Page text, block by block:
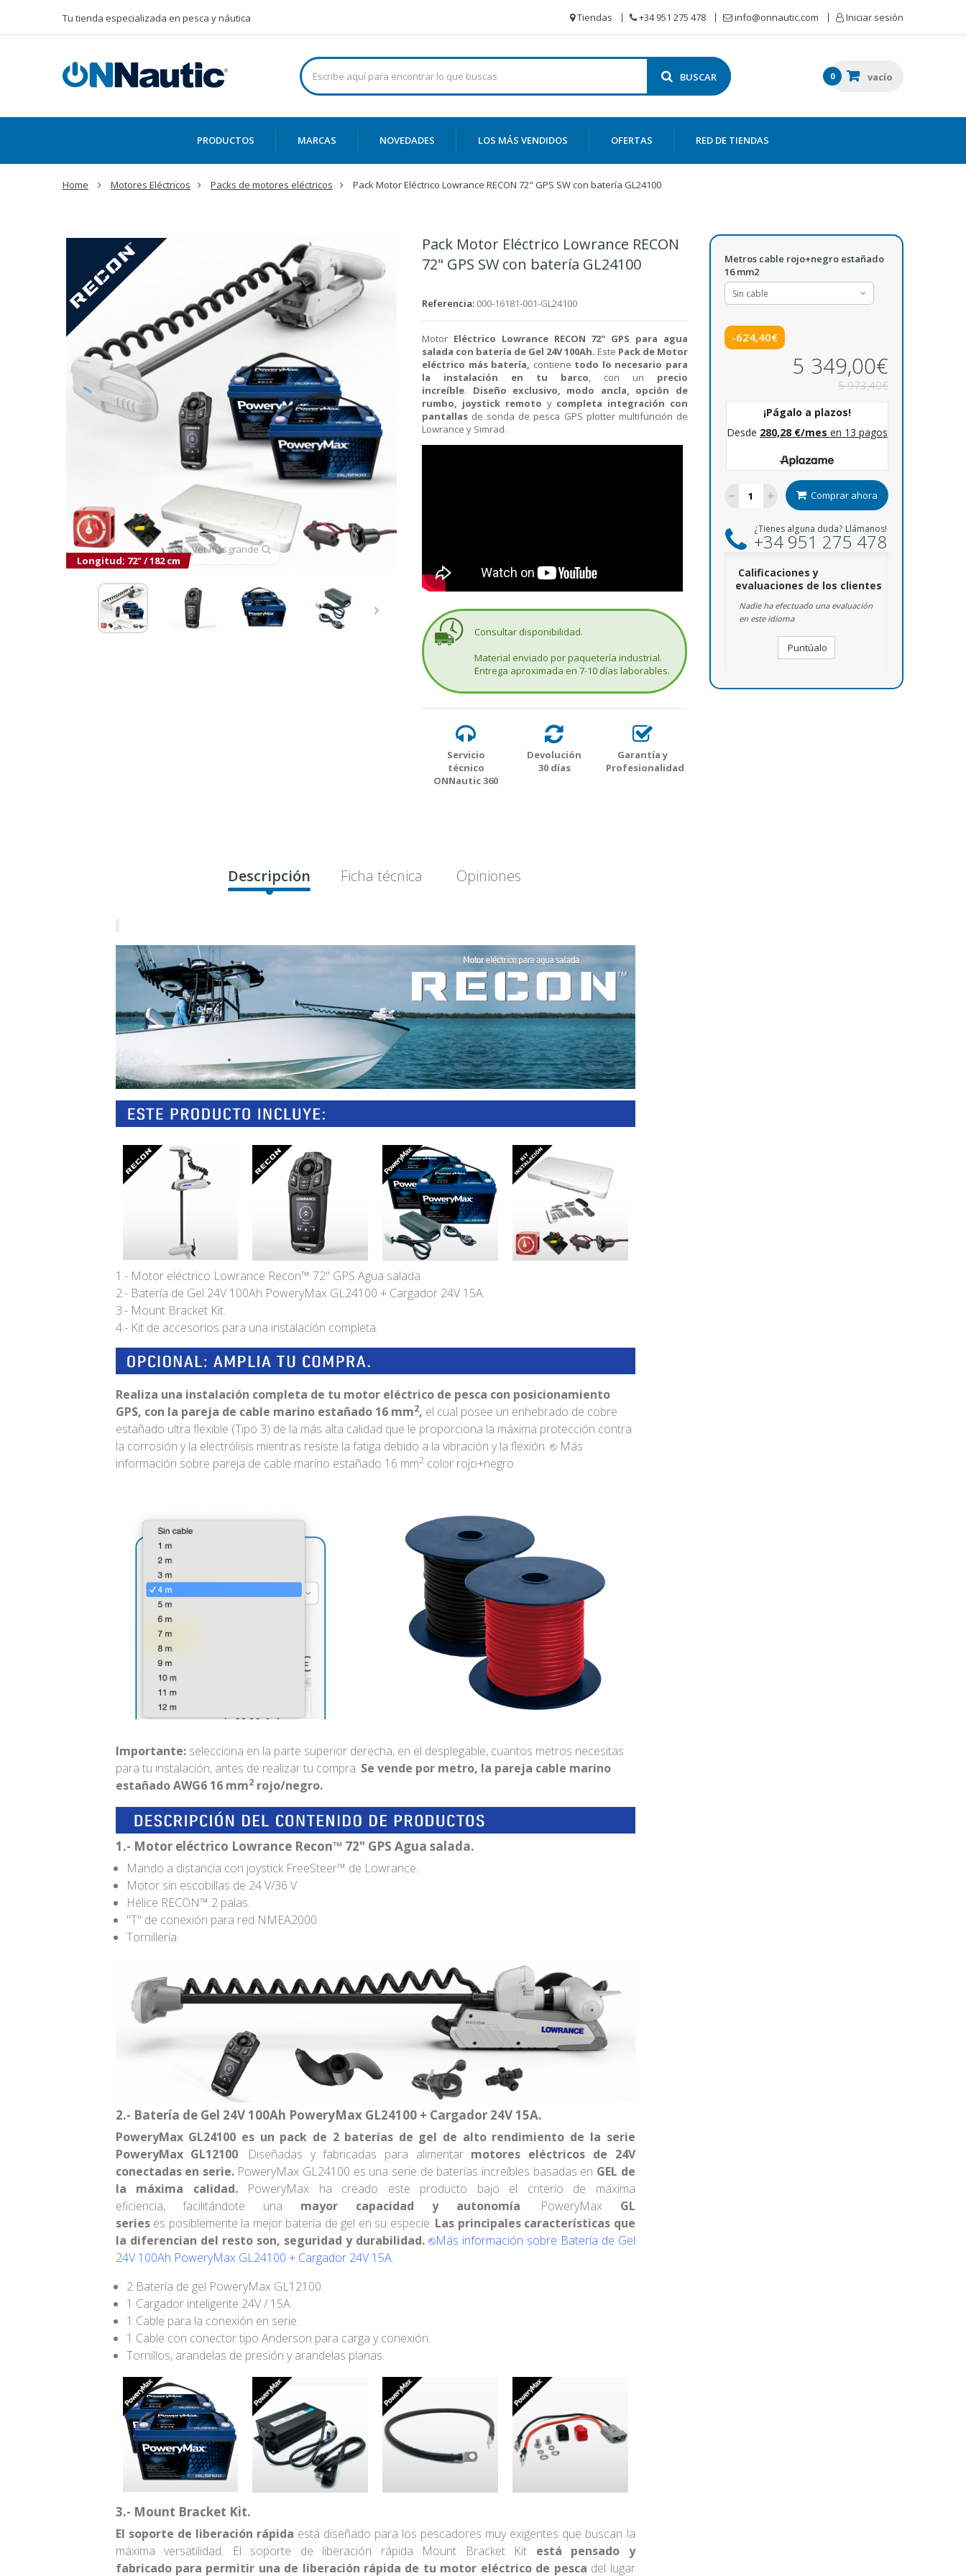
Tu tienda especializada en pesca y náutica Tiendas +34 951 275 478 info@onnautic.com Iniciar sesión
BUSCAR 0 vacío
PRODUCTOS MARCAS NOVEDADES LOS MÁS VENDIDOS OFERTAS RED DE TIENDAS
Home Motores Eléctricos Packs de motores eléctricos Pack Motor Eléctrico Lowrance RECON 72" GPS SW con batería GL24100
Ver más grande
Longitud; 72" / 182 cm
Pack Motor Eléctrico Lowrance RECON
72" GPS SW con batería GL24100
Referencia: 000-16181-001-GL24100
Motor Eléctrico Lowrance RECON 72" GPS para agua
salada con batería de Gel 24V 100Ah. Este Pack de Motor
eléctrico más batería, contiene todo lo necesario para
la instalación en tu barco, con un precio
increíble. Diseño exclusivo, modo ancla, opción de
rumbo, joystick remoto y completa integración con
pantallas de sonda de pesca GPS plotter multifunción de
Lowrance y Simrad.
Consultar disponibilidad.
Material enviado por paquetería industrial.
Entrega aproximada en 7-10 días laborables.
Servicio
técnico
ONNautic 360
Devolución
30 días
Garantía y
Profesionalidad
Metros cable rojo+negro estañado
16 mm2
Sin cable
-624,40€
5 349,00€
5 973,40€
Comprar ahora
¿Tienes alguna duda? Llámanos!
+34 951 275 478
Calificaciones y
evaluaciones de los clientes
Nadie ha efectuado una evaluación
en este idioma
Puntúalo
Descripción Ficha técnica Opiniones
1.- Motor eléctrico Lowrance Recon™ 72" GPS Agua salada.
2.- Batería de Gel 24V 100Ah PoweryMax GL24100 + Cargador 24V 15A.
3.- Mount Bracket Kit.
4.- Kit de accesorios para una instalación completa.
Realiza una instalación completa de tu motor eléctrico de pesca con posicionamiento
GPS, con la pareja de cable marino estañado 16 mm2, el cual posee un enhebrado de cobre
estañado ultra flexible (Tipo 3) de la más alta calidad que le proporciona la máxima protección contra
la corrosión y la electrólisis mientras resiste la fatiga debido a la vibración y la flexión. ⎋ Más
información sobre pareja de cable marino estañado 16 mm2 color rojo+negro.
Importante: selecciona en la parte superior derecha, en el desplegable, cuantos metros necesitas
para tu instalación, antes de realizar tu compra. Se vende por metro, la pareja cable marino
estañado AWG6 16 mm2rojo/negro.
1.- Motor eléctrico Lowrance Recon™ 72" GPS Agua salada.
Mando a distancia con joystick FreeSteer™ de Lowrance.
Motor sin escobillas de 24 V/36 V
Hélice RECON™ 2 palas.
"T" de conexión para red NMEA2000.
Tornillería.
2.- Batería de Gel 24V 100Ah PoweryMax GL24100 + Cargador 24V 15A.
PoweryMax GL24100 es un pack de 2 baterías de gel de alto rendimiento de la serie
PoweryMax GL12100. Diseñadas y fabricadas para alimentar motores eléctricos de 24V
conectadas en serie.PoweryMax GL24100 es una serie de baterías increíbles basadas en GEL de
la máxima calidad.PoweryMax ha creado este producto bajo el criterio de máxima
eficiencia, facilitándote una mayor capacidad y autonomía. PoweryMaxGL
series es posiblemente la mejor batería de gel en su especie. Las principales características que
la diferencian del resto son, seguridad y durabilidad. ⎋Más información sobre Batería de Gel
24V 100Ah PoweryMax GL24100 + Cargador 24V 15A.
2 Batería de gel PoweryMax GL12100.
1 Cargador inteligente 24V / 15A.
1 Cable para la conexión en serie.
1 Cable con conector tipo Anderson para carga y conexión.
Tornillos, arandelas de presión y arandelas planas.
3.- Mount Bracket Kit.
El soporte de liberación rápida está diseñado para los pescadores muy exigentes que buscan la
máxima versatilidad. El soporte de liberación rápida Mount Bracket Kit está pensado y
fabricado para permitir una de liberación rápida de tu motor eléctrico de pesca del lugar